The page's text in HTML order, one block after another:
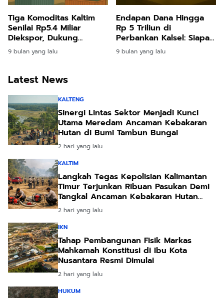
Tiga Komoditas Kaltim
Senilai Rp5.4 Miliar
Diekspor, Dukung
Hilirisasi Nasional
9 bulan yang lalu
Endapan Dana Hingga
Rp 5 Triliun di
Perbankan Kalsel: Siapa
yang Menahan dan
Untuk Apa?
9 bulan yang lalu
Latest News
KALTENG
Sinergi Lintas Sektor Menjadi Kunci
Utama Meredam Ancaman Kebakaran
Hutan di Bumi Tambun Bungai
2 hari yang lalu
KALTIM
Langkah Tegas Kepolisian Kalimantan
Timur Terjunkan Ribuan Pasukan Demi
Tangkal Ancaman Kebakaran Hutan
Akibat Kemarau Ekstrem
2 hari yang lalu
IKN
Tahap Pembangunan Fisik Markas
Mahkamah Konstitusi di Ibu Kota
Nusantara Resmi Dimulai
2 hari yang lalu
HUKUM